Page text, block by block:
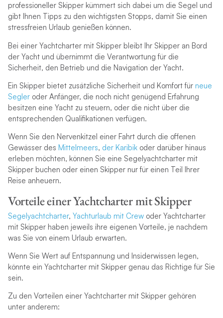
professioneller Skipper kümmert sich dabei um die Segel und
gibt Ihnen Tipps zu den wichtigsten Stopps, damit Sie einen
stressfreien Urlaub genießen können.
Bei einer Yachtcharter mit Skipper bleibt Ihr Skipper an Bord
der Yacht und übernimmt die Verantwortung für die
Sicherheit, den Betrieb und die Navigation der Yacht.
Ein Skipper bietet zusätzliche Sicherheit und Komfort für neue
Segleroder Anfänger, die noch nicht genügend Erfahrung
besitzen eine Yacht zu steuern, oder die nicht über die
entsprechenden Qualifikationen verfügen.
Wenn Sie den Nervenkitzel einer Fahrt durch die offenen
Gewässer des Mittelmeers, der Karibikoder darüber hinaus
erleben möchten, können Sie eine Segelyachtcharter mit
Skipper buchen oder einen Skipper nur für einen Teil Ihrer
Reise anheuern.
Vorteile einer Yachtcharter mit Skipper
Segelyachtcharter, Yachturlaub mit Crewoder Yachtcharter
mit Skipper haben jeweils ihre eigenen Vorteile, je nachdem
was Sie von einem Urlaub erwarten.
Wenn Sie Wert auf Entspannung und Insiderwissen legen,
könnte ein Yachtcharter mit Skipper genau das Richtige für Sie
sein.
Zu den Vorteilen einer Yachtcharter mit Skipper gehören
unter anderem: